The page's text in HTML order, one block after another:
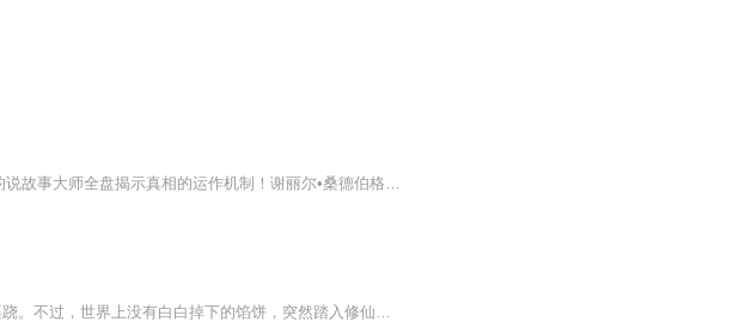
谣言 误传 10万+ 阴谋论 带节奏 病毒营销……纵横欧美商界的说故事大师全盘揭示真相的运作机制！谢丽尔•桑德伯格、马特•里德利、威廉•庞德斯通荐◎ 编辑推荐☆你以为你在独立思考吗？你以为的真相就真的是真相吗？你以为你以为的真的就是你以为的么？谣...
某白领女偶然间在淘宝买了一串黄花梨佛珠，谁知其中别有蹊跷。不过，世界上没有白白掉下的馅饼，突然踏入修仙界也可能不是因为福缘深厚，资质超群，而是因为某种阴谋。说到底，修真界也是很残酷的。...